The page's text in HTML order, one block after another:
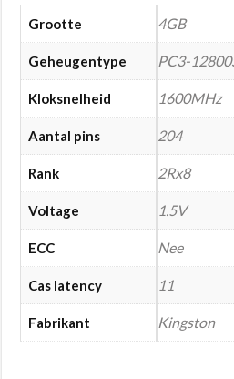
Grootte 4GB
Geheugentype PC3-
Kloksnelheid 1600MHz
Aantal pins 204
Rank 2Rx8
Voltage 1.5V
ECC Nee
Cas latency 11
Fabrikant Kingston